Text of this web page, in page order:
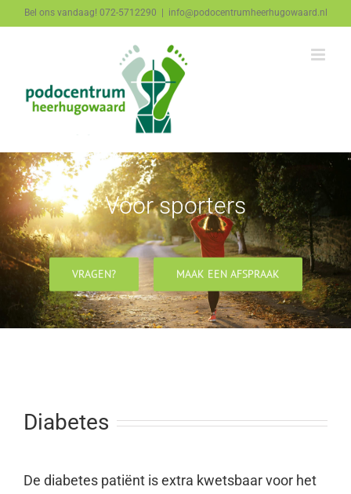
naar
Bel ons vandaag! 072-5712290 info@podocentrumheerhugowaard.nl
Voor sporters
VRAGEN? MAAK EEN AFSPRAAK
Diabetes
De diabetes patiënt is extra kwetsbaar voor het